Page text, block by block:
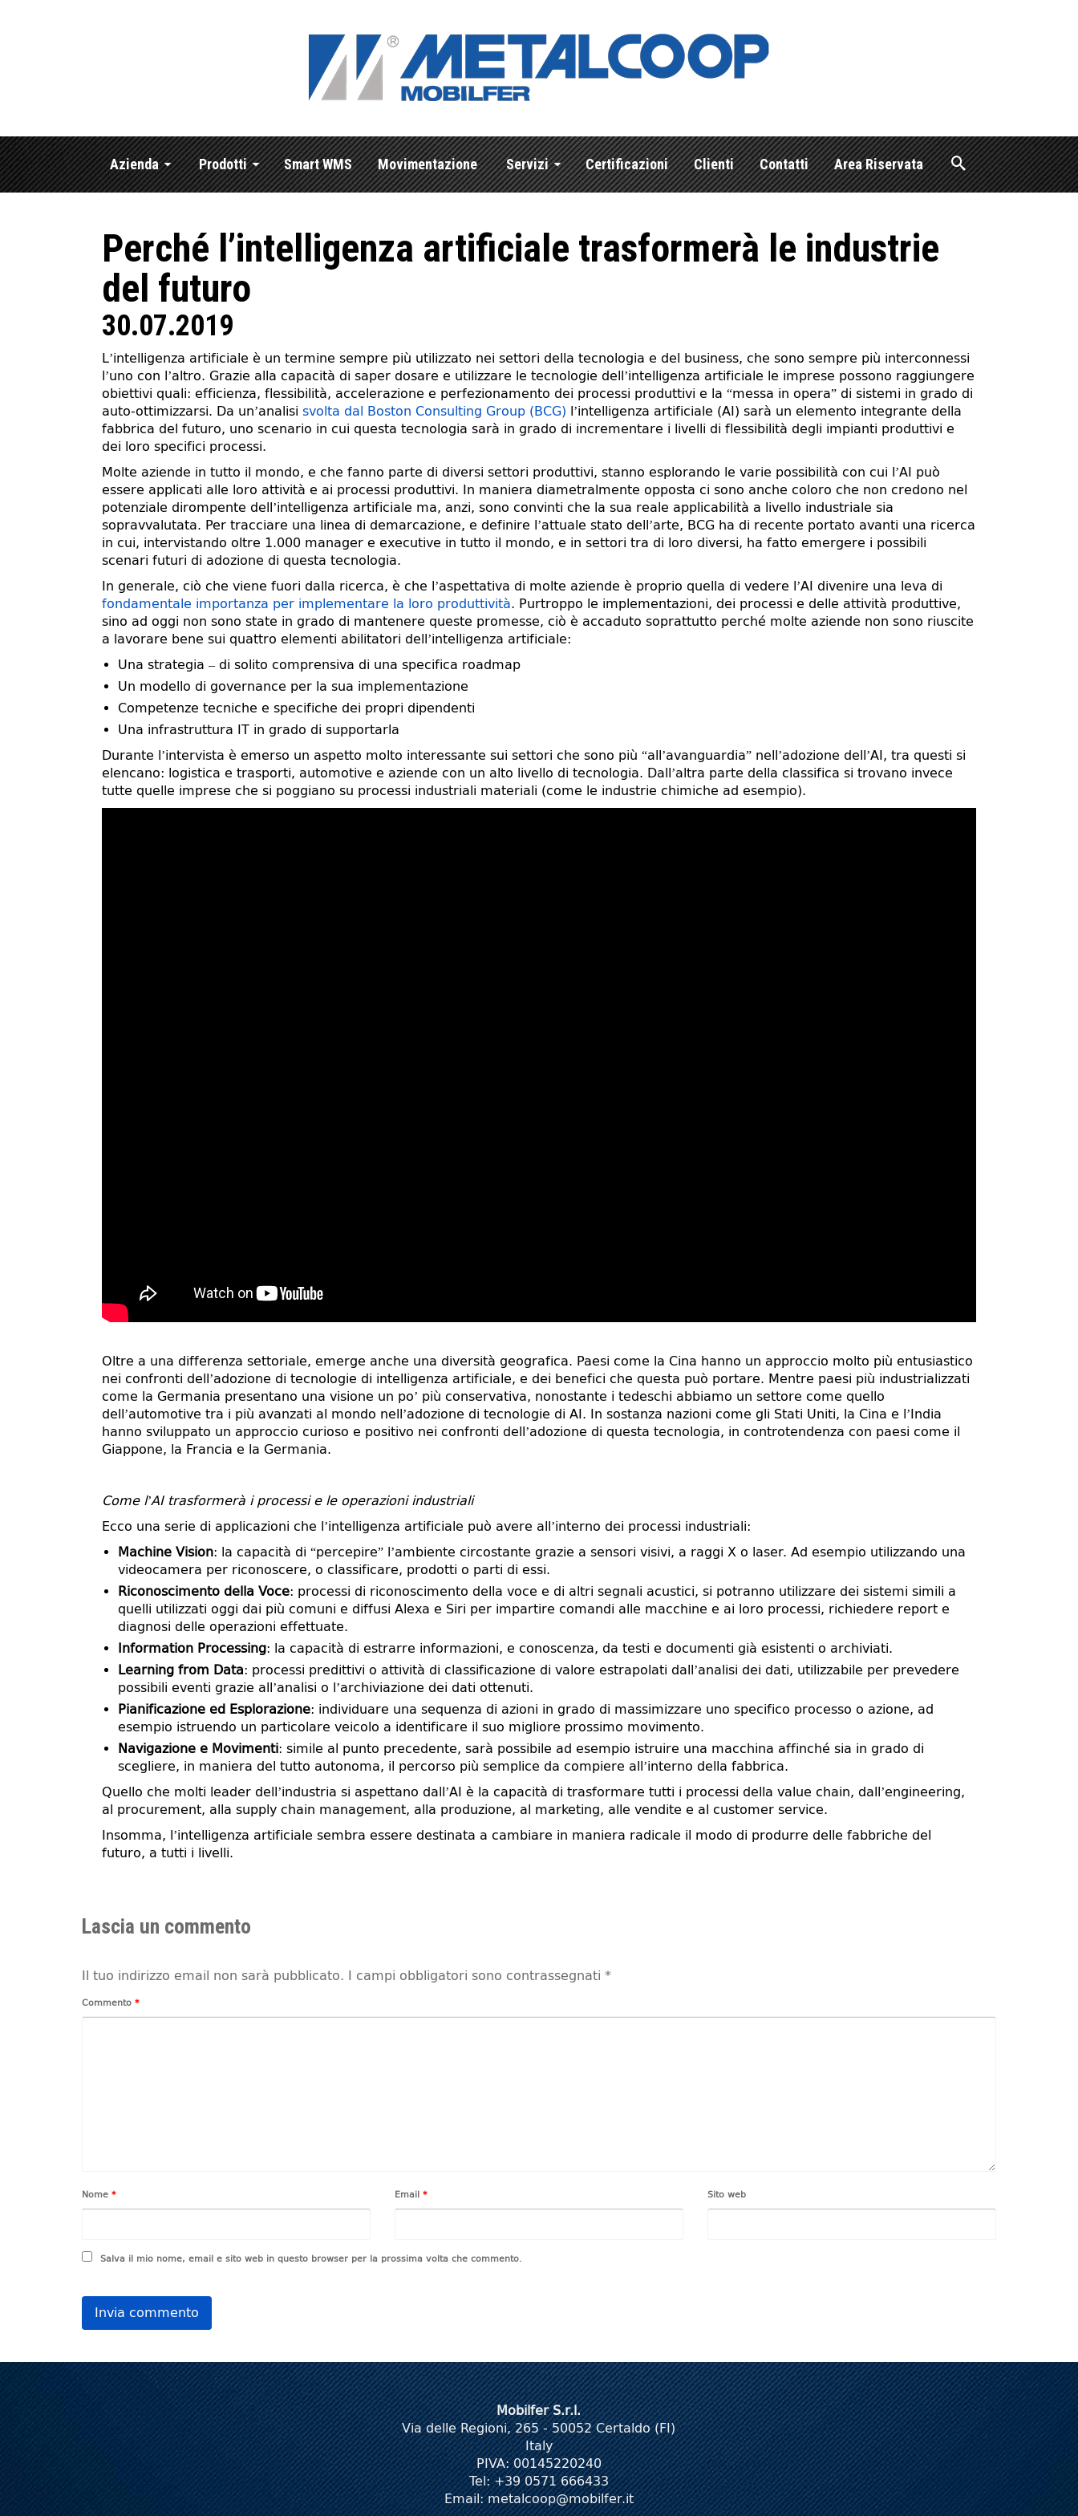
Azienda Prodotti Smart WMS Movimentazione Servizi Certificazioni Clienti Contatti Area Riservata
Perché l’intelligenza artificiale trasformerà le industrie
del futuro
30.07.2019
L’intelligenza artificiale è un termine sempre più utilizzato nei settori della tecnologia e del business, che sono sempre più interconnessi
l’uno con l’altro. Grazie alla capacità di saper dosare e utilizzare le tecnologie dell’intelligenza artificiale le imprese possono raggiungere
obiettivi quali: efficienza, flessibilità, accelerazione e perfezionamento dei processi produttivi e la “messa in opera” di sistemi in grado di
auto-ottimizzarsi. Da un’analisi svolta dal Boston Consulting Group (BCG) l’intelligenza artificiale (AI) sarà un elemento integrante della
fabbrica del futuro, uno scenario in cui questa tecnologia sarà in grado di incrementare i livelli di flessibilità degli impianti produttivi e
dei loro specifici processi.
Molte aziende in tutto il mondo, e che fanno parte di diversi settori produttivi, stanno esplorando le varie possibilità con cui l’AI può
essere applicati alle loro attività e ai processi produttivi. In maniera diametralmente opposta ci sono anche coloro che non credono nel
potenziale dirompente dell’intelligenza artificiale ma, anzi, sono convinti che la sua reale applicabilità a livello industriale sia
sopravvalutata. Per tracciare una linea di demarcazione, e definire l’attuale stato dell’arte, BCG ha di recente portato avanti una ricerca
in cui, intervistando oltre 1.000 manager e executive in tutto il mondo, e in settori tra di loro diversi, ha fatto emergere i possibili
scenari futuri di adozione di questa tecnologia.
In generale, ciò che viene fuori dalla ricerca, è che l’aspettativa di molte aziende è proprio quella di vedere l’AI divenire una leva di
fondamentale importanza per implementare la loro produttività. Purtroppo le implementazioni, dei processi e delle attività produttive,
sino ad oggi non sono state in grado di mantenere queste promesse, ciò è accaduto soprattutto perché molte aziende non sono riuscite
a lavorare bene sui quattro elementi abilitatori dell’intelligenza artificiale:
Una strategia – di solito comprensiva di una specifica roadmap
Un modello di governance per la sua implementazione
Competenze tecniche e specifiche dei propri dipendenti
Una infrastruttura IT in grado di supportarla
Durante l’intervista è emerso un aspetto molto interessante sui settori che sono più “all’avanguardia” nell’adozione dell’AI, tra questi si
elencano: logistica e trasporti, automotive e aziende con un alto livello di tecnologia. Dall’altra parte della classifica si trovano invece
tutte quelle imprese che si poggiano su processi industriali materiali (come le industrie chimiche ad esempio).
Oltre a una differenza settoriale, emerge anche una diversità geografica. Paesi come la Cina hanno un approccio molto più entusiastico
nei confronti dell’adozione di tecnologie di intelligenza artificiale, e dei benefici che questa può portare. Mentre paesi più industrializzati
come la Germania presentano una visione un po’ più conservativa, nonostante i tedeschi abbiamo un settore come quello
dell’automotive tra i più avanzati al mondo nell’adozione di tecnologie di AI. In sostanza nazioni come gli Stati Uniti, la Cina e l’India
hanno sviluppato un approccio curioso e positivo nei confronti dell’adozione di questa tecnologia, in controtendenza con paesi come il
Giappone, la Francia e la Germania.
Come l’AI trasformerà i processi e le operazioni industriali
Ecco una serie di applicazioni che l’intelligenza artificiale può avere all’interno dei processi industriali:
Machine Vision: la capacità di “percepire” l’ambiente circostante grazie a sensori visivi, a raggi X o laser. Ad esempio utilizzando una
videocamera per riconoscere, o classificare, prodotti o parti di essi.
Riconoscimento della Voce: processi di riconoscimento della voce e di altri segnali acustici, si potranno utilizzare dei sistemi simili a
quelli utilizzati oggi dai più comuni e diffusi Alexa e Siri per impartire comandi alle macchine e ai loro processi, richiedere report e
diagnosi delle operazioni effettuate.
Information Processing: la capacità di estrarre informazioni, e conoscenza, da testi e documenti già esistenti o archiviati.
Learning from Data: processi predittivi o attività di classificazione di valore estrapolati dall’analisi dei dati, utilizzabile per prevedere
possibili eventi grazie all’analisi o l’archiviazione dei dati ottenuti.
Pianificazione ed Esplorazione: individuare una sequenza di azioni in grado di massimizzare uno specifico processo o azione, ad
esempio istruendo un particolare veicolo a identificare il suo migliore prossimo movimento.
Navigazione e Movimenti: simile al punto precedente, sarà possibile ad esempio istruire una macchina affinché sia in grado di
scegliere, in maniera del tutto autonoma, il percorso più semplice da compiere all’interno della fabbrica.
Quello che molti leader dell’industria si aspettano dall’AI è la capacità di trasformare tutti i processi della value chain, dall’engineering,
al procurement, alla supply chain management, alla produzione, al marketing, alle vendite e al customer service.
Insomma, l’intelligenza artificiale sembra essere destinata a cambiare in maniera radicale il modo di produrre delle fabbriche del
futuro, a tutti i livelli.
Lascia un commento
Il tuo indirizzo email non sarà pubblicato. I campi obbligatori sono contrassegnati *
Commento *
Nome * Email * Sito web
Salva il mio nome, email e sito web in questo browser per la prossima volta che commento.
Mobilfer S.r.l.
Via delle Regioni, 265 - 50052 Certaldo (FI)
Italy
PIVA: 00145220240
Tel: +39 0571 666433
Email:metalcoop@mobilfer.it